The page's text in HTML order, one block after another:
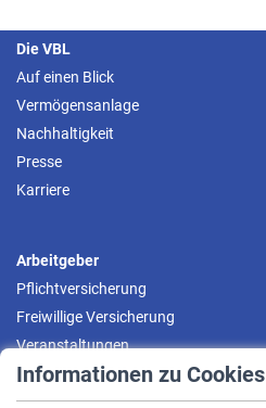
Informationen zu Cookies
Die VBL
Auf einen Blick
Vermögensanlage
Nachhaltigkeit
Presse
Karriere
Arbeitgeber
Pflichtversicherung
Freiwillige Versicherung
Veranstaltungen